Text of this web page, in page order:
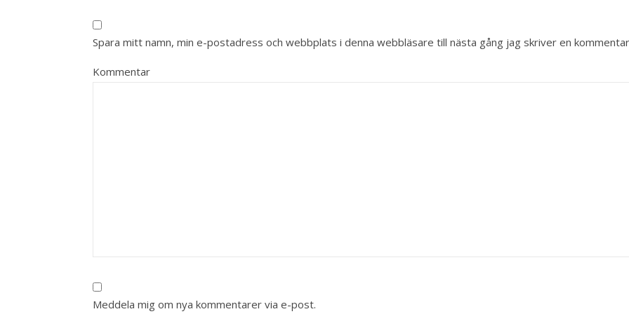
Spara mitt namn, min e-postadress och webbplats i denna webbläsare till nästa gång jag skriver en
Kommentar
Meddela mig om nya kommentarer via e-post.